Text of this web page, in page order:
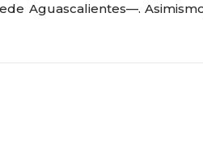
Aguascalientes—.